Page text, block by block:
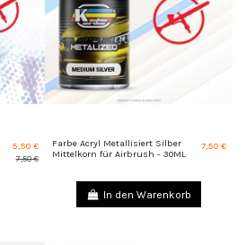
5,50 €
7,50 €
Farbe Acryl Metallisiert Silber
Mittelkorn für Airbrush - 30ML
7,50 €
In den Warenkorb